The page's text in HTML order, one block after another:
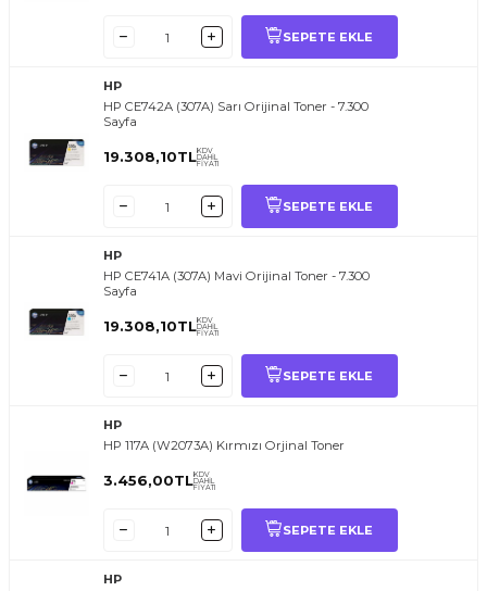
SEPETE EKLE
HP
HP CE742A (307A) Sarı Orijinal Toner - 7.300
Sayfa
19.308,10TLKDV
DAHİL
FİYATI
SEPETE EKLE
HP
HP CE741A (307A) Mavi Orijinal Toner - 7.300
Sayfa
19.308,10TLKDV
DAHİL
FİYATI
SEPETE EKLE
HP
HP 117A (W2073A) Kırmızı Orjinal Toner
3.456,00TLKDV
DAHİL
FİYATI
SEPETE EKLE
HP